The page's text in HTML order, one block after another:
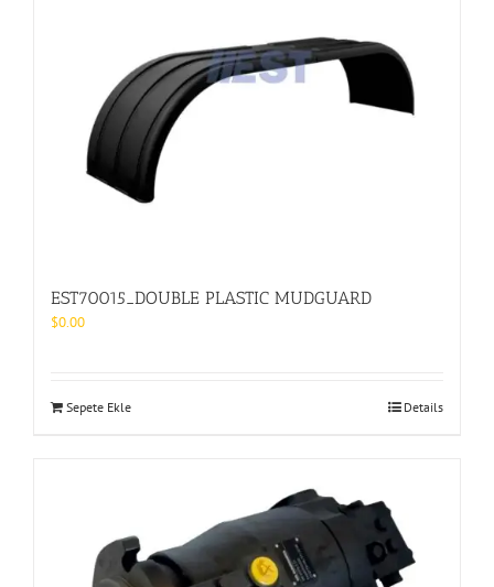
EST70015_DOUBLE PLASTIC MUDGUARD
$0.00
Sepete Ekle Details